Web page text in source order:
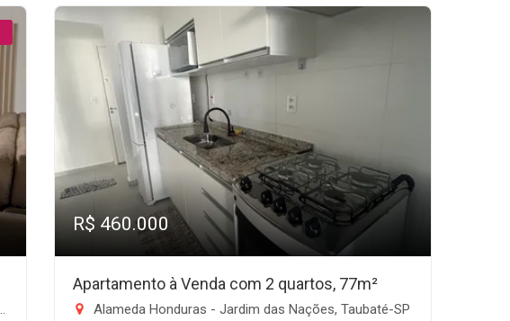
R$ 460.000
Apartamento à Venda com 2 quartos, 77m²
Alameda Honduras - Jardim das Nações, Taubaté-SP